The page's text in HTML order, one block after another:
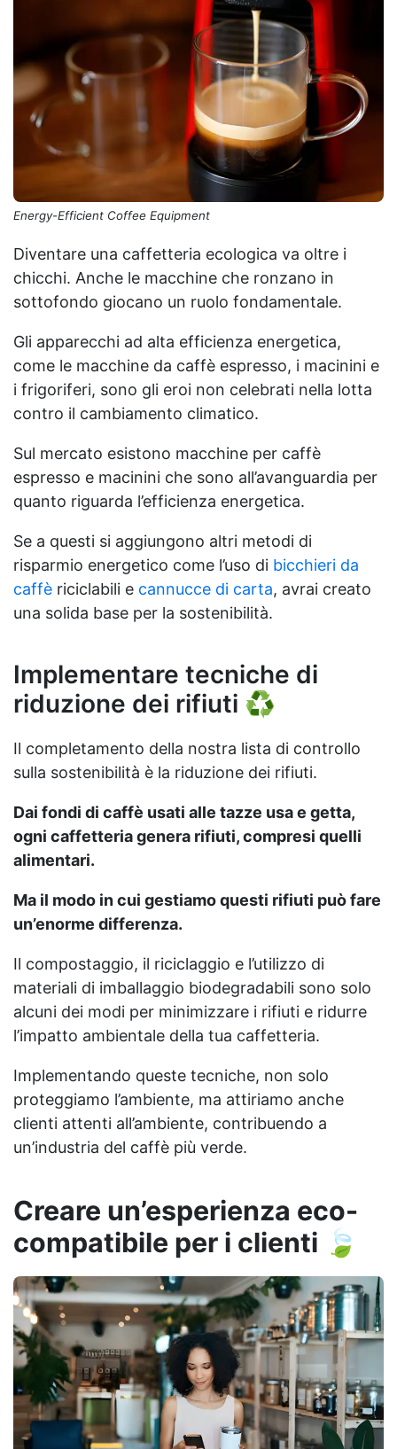
Energy-Efficient Coffee Equipment
Diventare una caffetteria ecologica va oltre i
chicchi. Anche le macchine che ronzano in
sottofondo giocano un ruolo fondamentale.
Gli apparecchi ad alta efficienza energetica,
come le macchine da caffè espresso, i macinini e
i frigoriferi, sono gli eroi non celebrati nella lotta
contro il cambiamento climatico.
Sul mercato esistono macchine per caffè
espresso e macinini che sono all’avanguardia per
quanto riguarda l’efficienza energetica.
Se a questi si aggiungono altri metodi di
risparmio energetico come l’uso di bicchieri da
caffè riciclabili e cannucce di carta, avrai creato
una solida base per la sostenibilità.
Implementare tecniche di
riduzione dei rifiuti ♻️
Il completamento della nostra lista di controllo
sulla sostenibilità è la riduzione dei rifiuti.
Dai fondi di caffè usati alle tazze usa e getta,
ogni caffetteria genera rifiuti, compresi quelli
alimentari.
Ma il modo in cui gestiamo questi rifiuti può fare
un’enorme differenza.
Il compostaggio, il riciclaggio e l’utilizzo di
materiali di imballaggio biodegradabili sono solo
alcuni dei modi per minimizzare i rifiuti e ridurre
l’impatto ambientale della tua caffetteria.
Implementando queste tecniche, non solo
proteggiamo l’ambiente, ma attiriamo anche
clienti attenti all’ambiente, contribuendo a
un’industria del caffè più verde.
Creare un’esperienza eco-
compatibile per i clienti 🍃